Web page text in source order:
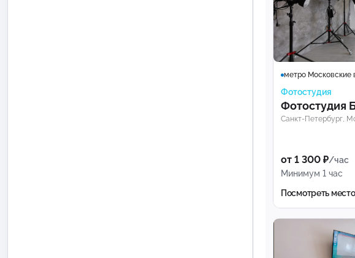
метро Московские
Фотостудия
Фотостудия
Санкт-Петербург,
от 1 300 ₽/час
Минимум 1 час
Посмотреть место